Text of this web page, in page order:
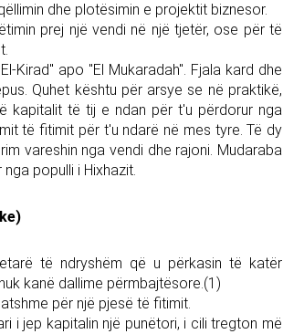
dhe plotësimin e projektit biznesor.
prej një vendi në një tjetër, ose për të
Kirad" apo "El Mukaradah". Fjala kard dhe
Quhet kështu për arsye se në praktikë,
kapitalit të tij e ndan për t'u përdorur nga
të fitimit për t'u ndarë në mes tyre. Të dy
vareshin nga vendi dhe rajoni. Mudaraba
populli i Hixhazit.
të ndryshëm që u përkasin të katër
kanë dallime përmbajtësore.(1)
për një pjesë të fitimit.
i jep kapitalin një punëtori, i cili tregton më